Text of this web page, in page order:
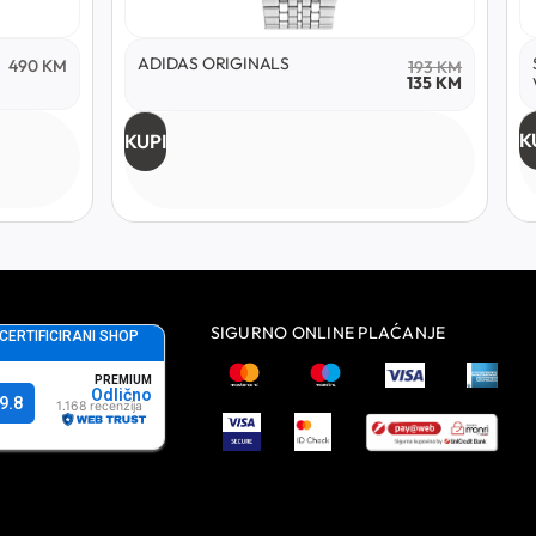
490 KM ADIDAS ORIGINALS 193KM
135 KM
KUPI
SIGURNO ONLINE PLAĆANJE